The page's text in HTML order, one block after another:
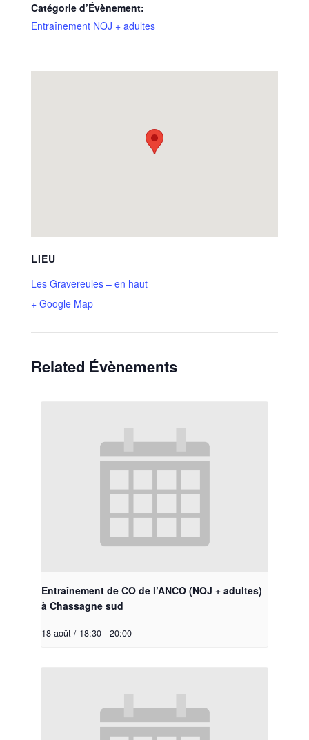
Catégorie d’Évènement:
Entraînement NOJ + adultes
LIEU
Les Gravereules – en haut
+ Google Map
Related Évènements
Entraînement de CO de l’ANCO (NOJ + adultes)
à Chassagne sud
18 août / 18:30 - 20:00